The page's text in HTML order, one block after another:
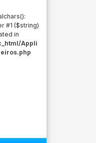
#1 ($string)
in
Appli